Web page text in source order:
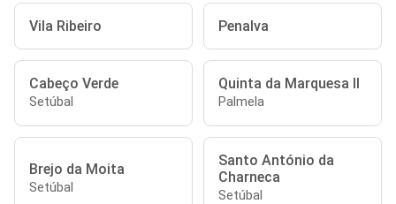
Vila Ribeiro Penalva
Cabeço Verde
Setúbal
Quinta da Marquesa II
Palmela
Brejo da Moita
Setúbal
Santo António da
Charneca
Setúbal